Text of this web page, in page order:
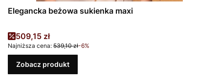
Elegancka beżowa sukienka maxi
Cena promocyjna
509,15 zł
Najniższa cena: 539,10 zł-6%
Zobacz produkt